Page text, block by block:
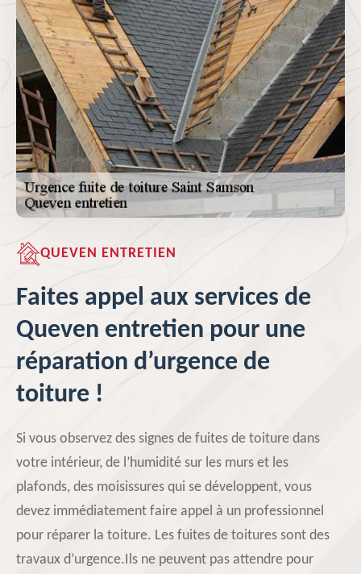
QUEVEN ENTRETIEN
Faites appel aux services de
Queven entretien pour une
réparation d’urgence de
toiture !
Si vous observez des signes de fuites de toiture dans
votre intérieur, de l’humidité sur les murs et les
plafonds, des moisissures qui se développent, vous
devez immédiatement faire appel à un professionnel
pour réparer la toiture. Les fuites de toitures sont des
travaux d’urgence.Ils ne peuvent pas attendre pour